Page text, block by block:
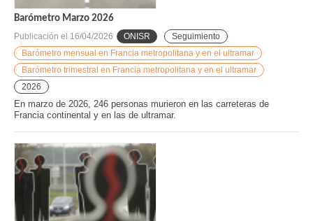
Barómetro Marzo 2026
Publicación el 16/04/2026 ONISR
Seguimiento
Barómetro mensual en Francia metropolitana y en el ultramar
Barómetro trimestral en Francia metropolitana y en el ultramar
2026
En marzo de 2026, 246 personas murieron en las carreteras de
Francia continental y en las de ultramar.